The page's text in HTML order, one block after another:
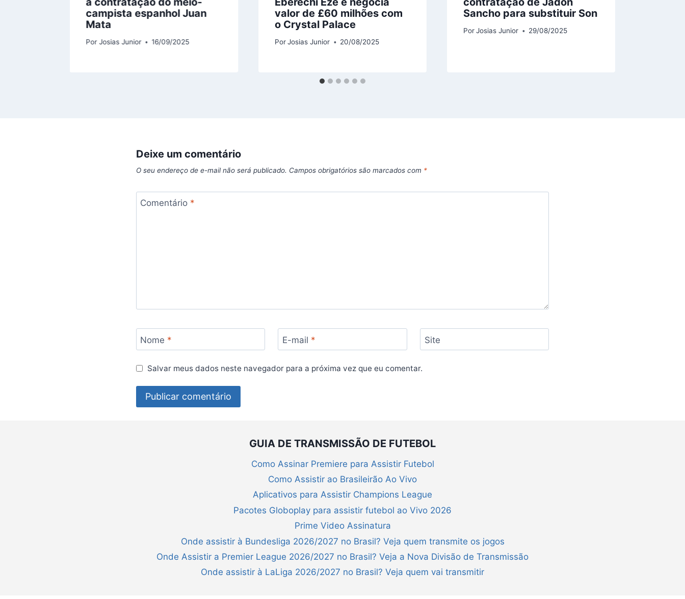
campista espanhol Juan
Mata
PorJosias Junior 16/09/2025
valor de £60 milhões com
o Crystal Palace
PorJosias Junior 20/08/2025
Sancho para substituir Son
Por Josias Junior 29/08/2025
Deixe um comentário
O seu endereço de e-mail não será publicado. Campos obrigatórios são marcados com *
Comentário *
Nome * E-mail * Site
Salvar meus dados neste navegador para a próxima vez que eu comentar.
GUIA DE TRANSMISSÃO DE FUTEBOL
Como Assinar Premiere para Assistir Futebol
Como Assistir ao Brasileirão Ao Vivo
Aplicativos para Assistir Champions League
Pacotes Globoplay para assistir futebol ao Vivo 2026
Prime Video Assinatura
Onde assistir à Bundesliga 2026/2027 no Brasil? Veja quem transmite os jogos
Onde Assistir a Premier League 2026/2027 no Brasil? Veja a Nova Divisão de Transmissão
Onde assistir à LaLiga 2026/2027 no Brasil? Veja quem vai transmitir